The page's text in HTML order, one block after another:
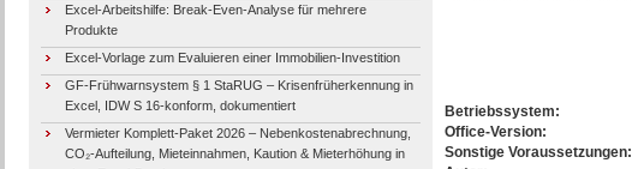
Betriebssystem:
Office-Version:
Sonstige Voraussetzungen:
Excel-Arbeitshilfe: Break-Even-Analyse für mehrere
Produkte
Excel-Vorlage zum Evaluieren einer Immobilien-Investition
GF-Frühwarnsystem § 1 StaRUG – Krisenfrüherkennung in
Excel, IDW S 16-konform, dokumentiert
Vermieter Komplett-Paket 2026 – Nebenkostenabrechnung,
CO₂-Aufteilung, Mieteinnahmen, Kaution & Mieterhöhung in